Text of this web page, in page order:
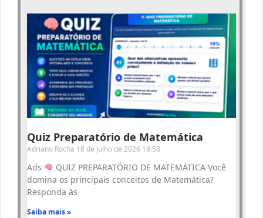
Quiz Preparatório de Matemática
Adriano Rocha 18 de julho de 2026 18:58
Ads
QUIZ PREPARATÓRIO DE MATEMÁTICA Você
domina os principais conceitos de Matemática?
Responda às
Saiba mais »